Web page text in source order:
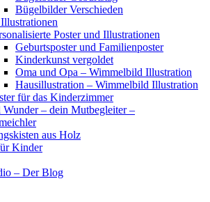
Bügelbilder Verschieden
Poster und Illustrationen
Geburtsposter und Familienposter
Kinderkunst vergoldet
Oma und Opa – Wimmelbild Illustration
Hausillustration – Wimmelbild Illustration
für das Kinderzimmer
– dein Mutbegleiter –
aus Holz
Kinder
– Der Blog